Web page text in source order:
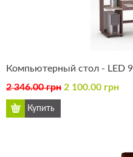
Компьютерный стол - LED
2 346.00 грн 2 100.00 грн